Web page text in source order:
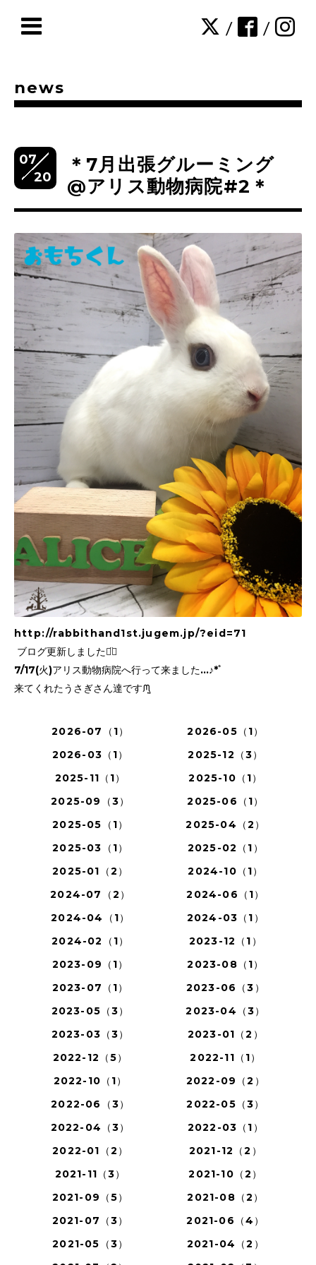
/ /
news
07
20
＊7月出張グルーミング
@アリス動物病院#2＊
http://rabbithand1st.jugem.jp/?eid=71
ブログ更新しました⌄̈⃝
7/17(火)アリス動物病院へ行って来ました...♪*ﾟ
来てくれたうさぎさん達ですᙏ̤̫
2026-07（1）
2026-05（1）
2026-03（1）
2025-12（3）
2025-11（1）
2025-10（1）
2025-09（3）
2025-06（1）
2025-05（1）
2025-04（2）
2025-03（1）
2025-02（1）
2025-01（2）
2024-10（1）
2024-07（2）
2024-06（1）
2024-04（1）
2024-03（1）
2024-02（1）
2023-12（1）
2023-09（1）
2023-08（1）
2023-07（1）
2023-06（3）
2023-05（3）
2023-04（3）
2023-03（3）
2023-01（2）
2022-12（5）
2022-11（1）
2022-10（1）
2022-09（2）
2022-06（3）
2022-05（3）
2022-04（3）
2022-03（1）
2022-01（2）
2021-12（2）
2021-11（3）
2021-10（2）
2021-09（5）
2021-08（2）
2021-07（3）
2021-06（4）
2021-05（3）
2021-04（2）